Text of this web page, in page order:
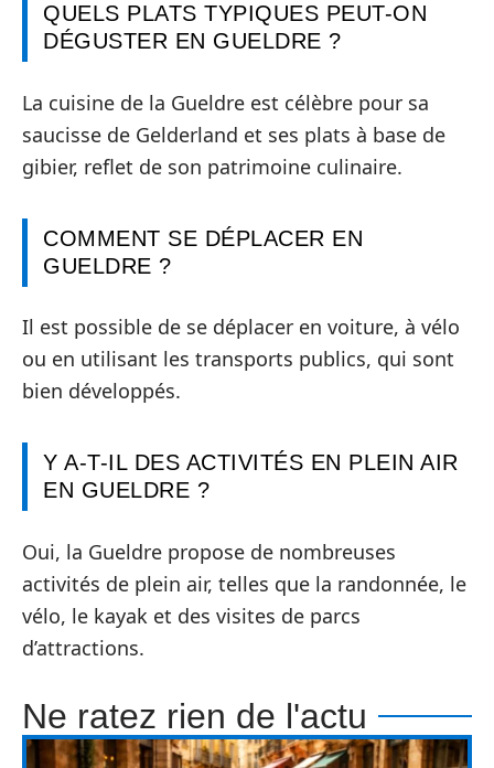
QUELS PLATS TYPIQUES PEUT-ON
DÉGUSTER EN GUELDRE ?
La cuisine de la Gueldre est célèbre pour sa
saucisse de Gelderland et ses plats à base de
gibier, reflet de son patrimoine culinaire.
COMMENT SE DÉPLACER EN
GUELDRE ?
Il est possible de se déplacer en voiture, à vélo
ou en utilisant les transports publics, qui sont
bien développés.
Y A-T-IL DES ACTIVITÉS EN PLEIN AIR
EN GUELDRE ?
Oui, la Gueldre propose de nombreuses
activités de plein air, telles que la randonnée, le
vélo, le kayak et des visites de parcs
d’attractions.
Ne ratez rien de l'actu